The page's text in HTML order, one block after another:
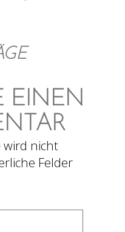
EINEN
wird nicht
Felder